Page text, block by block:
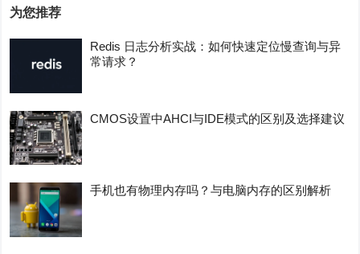
为您推荐
Redis 日志分析实战：如何快速定位慢查询与异
常请求？
CMOS设置中AHCI与IDE模式的区别及选择建议
手机也有物理内存吗？与电脑内存的区别解析